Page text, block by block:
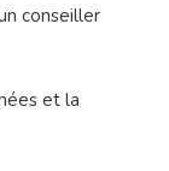
conseiller
et la